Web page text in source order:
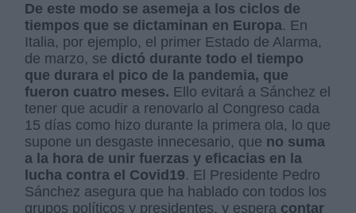
De este modo se asemeja a los ciclos de
tiempos que se dictaminan en Europa. En
Italia, por ejemplo, el primer Estado de Alarma,
de marzo, se dictó durante todo el tiempo
que durara el pico de la pandemia, que
fueron cuatro meses. Ello evitará a Sánchez el
tener que acudir a renovarlo al Congreso cada
15 días como hizo durante la primera ola, lo que
supone un desgaste innecesario, que no suma
a la hora de unir fuerzas y eficacias en la
lucha contra el Covid19. El Presidente Pedro
Sánchez asegura que ha hablado con todos los
grupos políticos y presidentes, y espera contar